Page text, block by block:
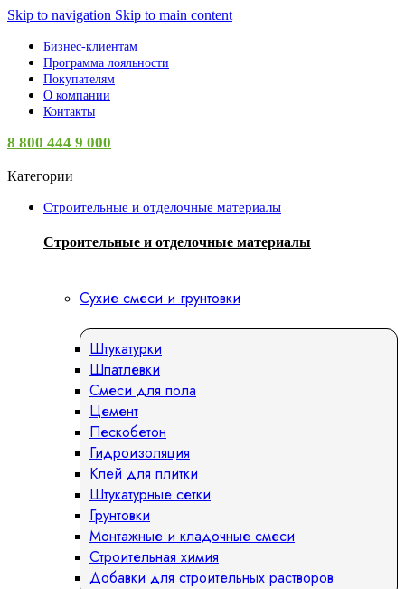
Skip to navigation Skip to main content
Бизнес-клиентам
Программа лояльности
Покупателям
О компании
Контакты
8 800 444 9 000
Категории
Строительные и отделочные материалы
Строительные и отделочные материалы
Сухие смеси и грунтовки
Штукатурки
Шпатлевки
Смеси для пола
Цемент
Пескобетон
Гидроизоляция
Клей для плитки
Штукатурные сетки
Грунтовки
Монтажные и кладочные смеси
Строительная химия
Добавки для строительных растворов